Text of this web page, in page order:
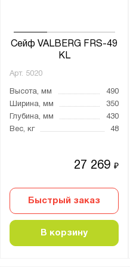
Сейф VALBERG FRS-49
KL
Арт. 5020
Высота, мм
490
Ширина, мм
350
Глубина, мм
430
Вес, кг
48
27 269₽
Быстрый заказ
В корзину